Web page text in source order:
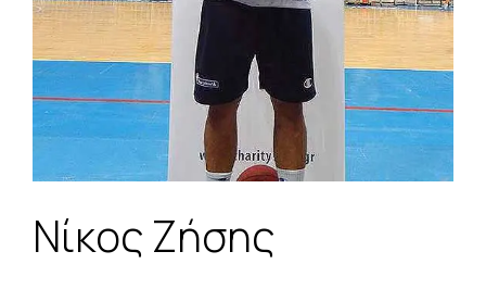
Νίκος Ζήσης